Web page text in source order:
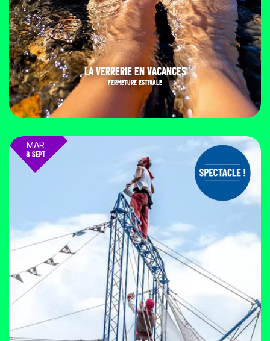
LA VERRERIE EN VACANCES
FERMETURE ESTIVALE
MAR.
8 SEPT